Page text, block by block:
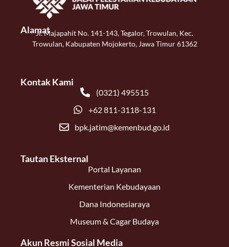
AlamatJl. Majapahit No. 141-143, Tegalor, Trowulan, Kec.
Trowulan, Kabupaten Mojokerto, Jawa Timur 61362
Kontak Kami
(0321) 495515
+62 811-3118-131
bpk.jatim@kemenbud.go.id
Tautan Eksternal
Portal Layanan
Kementerian Kebudayaan
Dana Indonesiaraya
Museum & Cagar Budaya
Akun Resmi Sosial Media